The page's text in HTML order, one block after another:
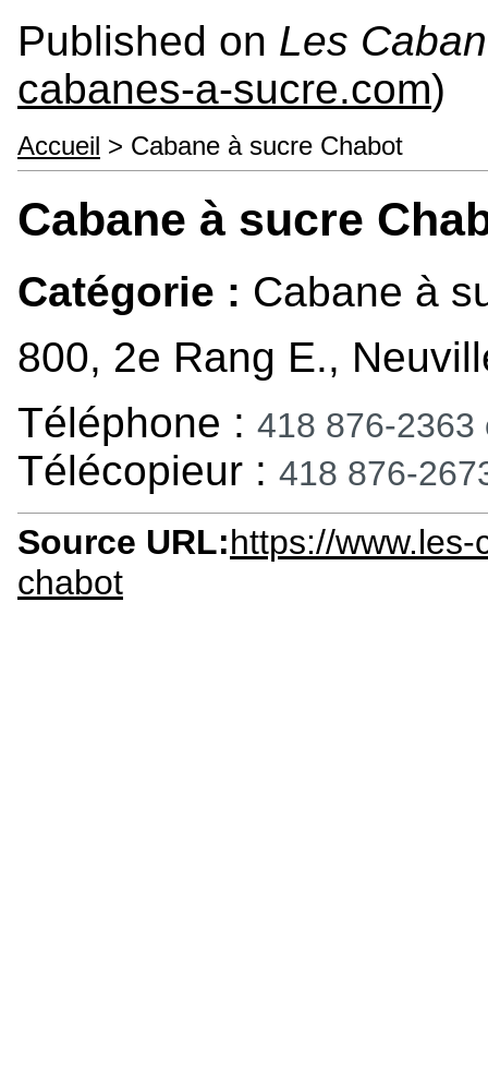
Published on Les
cabanes-a-sucre.com)
Accueil > Cabane à sucre Chabot
Cabane à sucre
Catégorie : Cabane à
800, 2e Rang E.,
Téléphone : 418 876-
Télécopieur : 418 876-
Source URL:https://
chabot